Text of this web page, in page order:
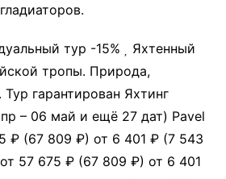
тур -15%
Яхтенный
тропы. Природа,
гарантирован Яхтинг
– 06 май и ещё 27 дат) Pavel
₽ (67 809 ₽) от 6 401 ₽ (7 543
от 57 675 ₽ (67 809 ₽) от 6 401